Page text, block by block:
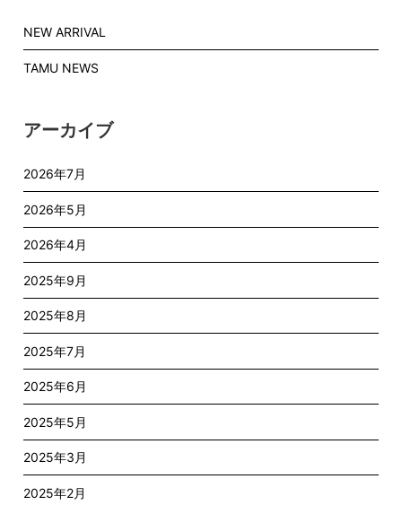
NEW ARRIVAL
TAMU NEWS
アーカイブ
2026年7月
2026年5月
2026年4月
2025年9月
2025年8月
2025年7月
2025年6月
2025年5月
2025年3月
2025年2月